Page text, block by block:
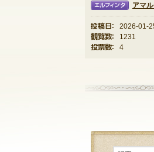
アマ
投稿日：
2026-01-
観覧数：
1231
投票数：
4